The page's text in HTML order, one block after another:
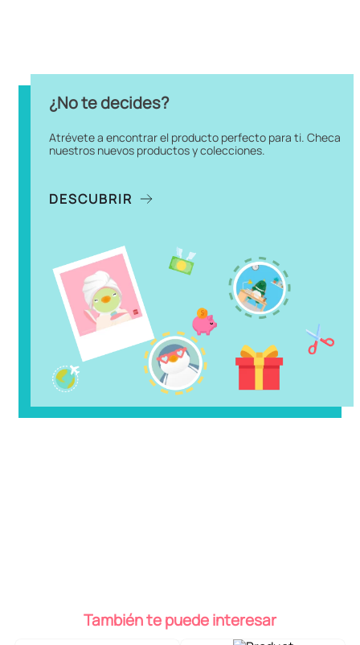
¿No te decides?
Atrévete a encontrar el producto perfecto para ti. Checa
nuestros nuevos productos y colecciones.
DESCUBRIR
También te puede interesar